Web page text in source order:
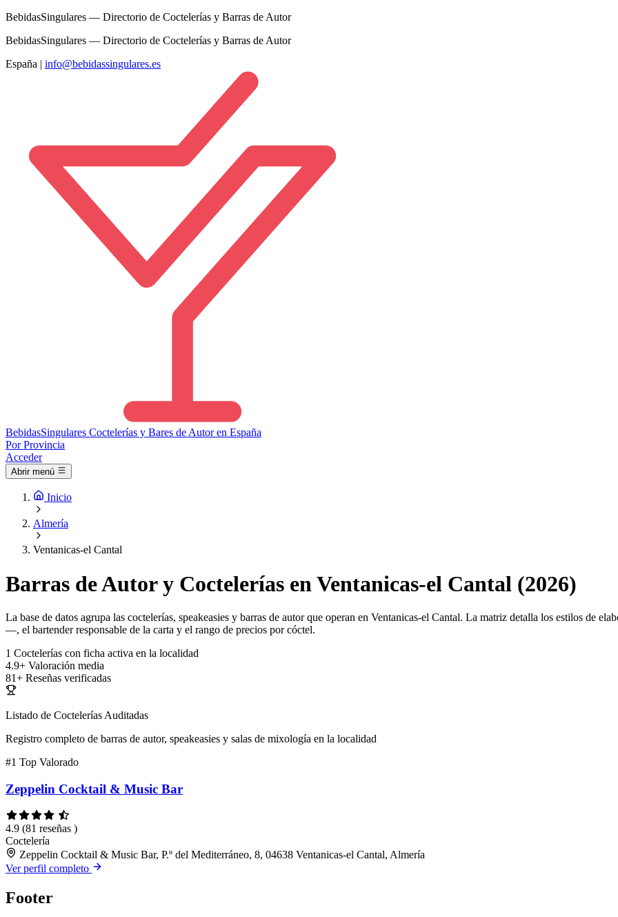
BebidasSingulares — Directorio de Coctelerías y Barras de Autor
BebidasSingulares — Directorio de Coctelerías y Barras de Autor
España | info@bebidassingulares.es
BebidasSingulares Coctelerías y Bares de Autor en España
Por Provincia
Acceder
Abrir menú
Inicio
Almería
Ventanicas-el Cantal
Barras de Autor y Coctelerías en Ventanicas-el Cantal (2026)
La base de datos agrupa las coctelerías, speakeasies y barras de autor que operan en Ventanicas-el Cantal. La matriz detalla los estilos de
—, el bartender responsable de la carta y el rango de precios por cóctel.
1 Coctelerías con ficha activa en la localidad
4.9+ Valoración media
81+ Reseñas verificadas
Listado de Coctelerías Auditadas
Registro completo de barras de autor, speakeasies y salas de mixología en la localidad
#1 Top Valorado
Zeppelin Cocktail & Music Bar
4.9 (81 reseñas )
Coctelería
Zeppelin Cocktail & Music Bar, P.º del Mediterráneo, 8, 04638 Ventanicas-el Cantal, Almería
Ver perfil completo
Footer